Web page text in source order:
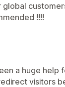
!!!!
a huge help
visitors